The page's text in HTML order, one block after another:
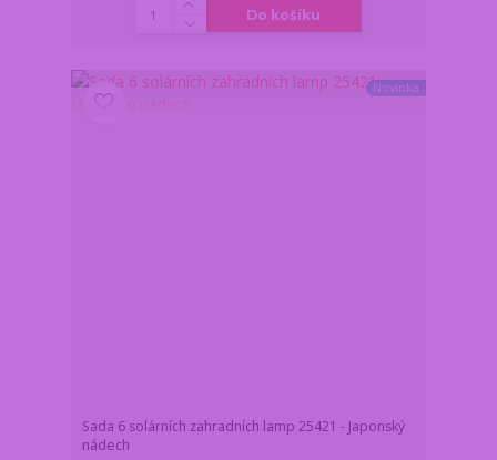
Do košíku
Novinka
Sada 6 solárních zahradních lamp 25421 - Japonský
nádech